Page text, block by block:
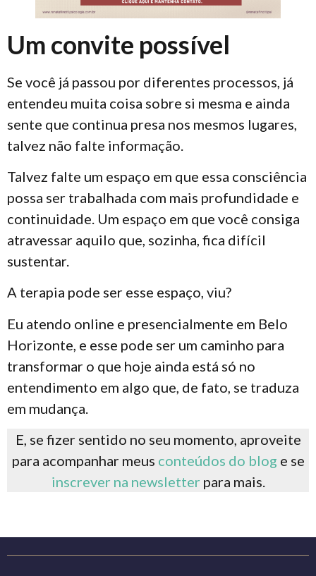
Um convite possível
Se você já passou por diferentes processos, já
entendeu muita coisa sobre si mesma e ainda
sente que continua presa nos mesmos lugares,
talvez não falte informação.
Talvez falte um espaço em que essa consciência
possa ser trabalhada com mais profundidade e
continuidade. Um espaço em que você consiga
atravessar aquilo que, sozinha, fica difícil
sustentar.
A terapia pode ser esse espaço, viu?
Eu atendo online e presencialmente em Belo
Horizonte, e esse pode ser um caminho para
transformar o que hoje ainda está só no
entendimento em algo que, de fato, se traduza
em mudança.
E, se fizer sentido no seu momento, aproveite
para acompanhar meus conteúdos do blog e se
inscrever na newsletter para mais.